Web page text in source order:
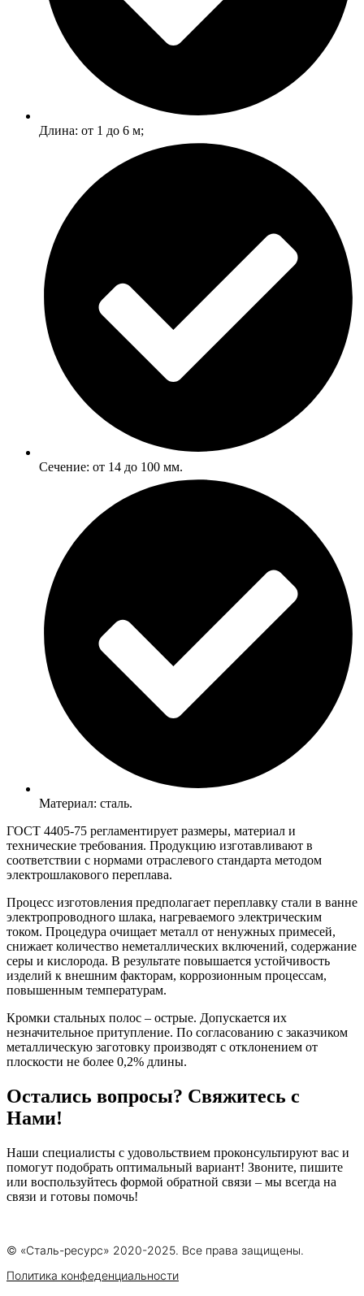
Длина: от 1 до 6 м;
Сечение: от 14 до 100 мм.
Материал: сталь.
ГОСТ 4405-75 регламентирует размеры, материал и
технические требования. Продукцию изготавливают в
соответствии с нормами отраслевого стандарта методом
электрошлакового переплава.
Процесс изготовления предполагает переплавку стали в ванне
электропроводного шлака, нагреваемого электрическим
током. Процедура очищает металл от ненужных примесей,
снижает количество неметаллических включений, содержание
серы и кислорода. В результате повышается устойчивость
изделий к внешним факторам, коррозионным процессам,
повышенным температурам.
Кромки стальных полос ‒ острые. Допускается их
незначительное притупление. По согласованию с заказчиком
металлическую заготовку производят с отклонением от
плоскости не более 0,2% длины.
Остались вопросы? Свяжитесь с
Нами!
Наши специалисты с удовольствием проконсультируют вас и
помогут подобрать оптимальный вариант! Звоните, пишите
или воспользуйтесь формой обратной связи – мы всегда на
связи и готовы помочь!
© «Сталь-ресурс» 2020-2025. Все права защищены.
Политика конфеденциальности